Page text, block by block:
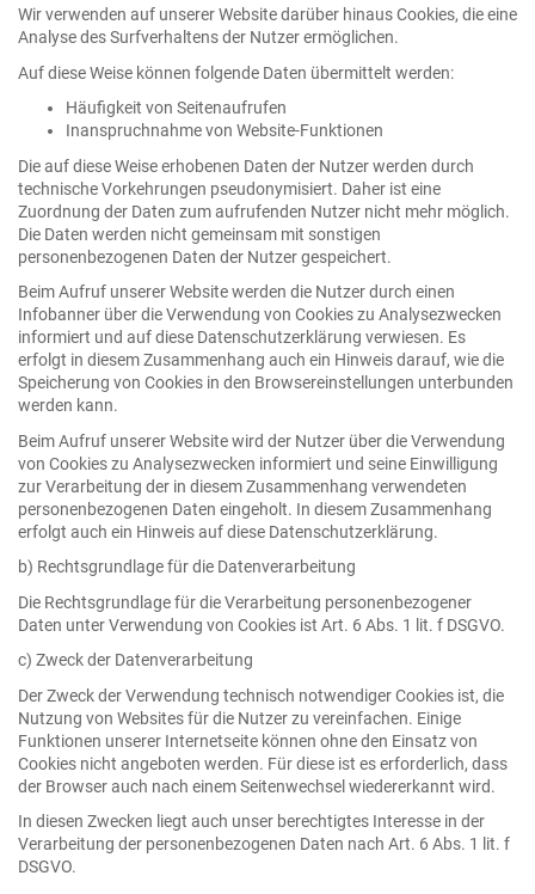
Wir verwenden auf unserer Website darüber hinaus Cookies, die eine
Analyse des Surfverhaltens der Nutzer ermöglichen.
Auf diese Weise können folgende Daten übermittelt werden:
Häufigkeit von Seitenaufrufen
Inanspruchnahme von Website-Funktionen
Die auf diese Weise erhobenen Daten der Nutzer werden durch
technische Vorkehrungen pseudonymisiert. Daher ist eine
Zuordnung der Daten zum aufrufenden Nutzer nicht mehr möglich.
Die Daten werden nicht gemeinsam mit sonstigen
personenbezogenen Daten der Nutzer gespeichert.
Beim Aufruf unserer Website werden die Nutzer durch einen
Infobanner über die Verwendung von Cookies zu Analysezwecken
informiert und auf diese Datenschutzerklärung verwiesen. Es
erfolgt in diesem Zusammenhang auch ein Hinweis darauf, wie die
Speicherung von Cookies in den Browsereinstellungen unterbunden
werden kann.
Beim Aufruf unserer Website wird der Nutzer über die Verwendung
von Cookies zu Analysezwecken informiert und seine Einwilligung
zur Verarbeitung der in diesem Zusammenhang verwendeten
personenbezogenen Daten eingeholt. In diesem Zusammenhang
erfolgt auch ein Hinweis auf diese Datenschutzerklärung.
b) Rechtsgrundlage für die Datenverarbeitung
Die Rechtsgrundlage für die Verarbeitung personenbezogener
Daten unter Verwendung von Cookies ist Art. 6 Abs. 1 lit. f DSGVO.
c) Zweck der Datenverarbeitung
Der Zweck der Verwendung technisch notwendiger Cookies ist, die
Nutzung von Websites für die Nutzer zu vereinfachen. Einige
Funktionen unserer Internetseite können ohne den Einsatz von
Cookies nicht angeboten werden. Für diese ist es erforderlich, dass
der Browser auch nach einem Seitenwechsel wiedererkannt wird.
In diesen Zwecken liegt auch unser berechtigtes Interesse in der
Verarbeitung der personenbezogenen Daten nach Art. 6 Abs. 1 lit. f
DSGVO.